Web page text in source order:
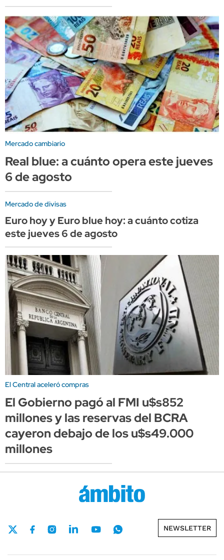
Mercado cambiario
Real blue: a cuánto opera este jueves
6 de agosto
Mercado de divisas
Euro hoy y Euro blue hoy: a cuánto cotiza
este jueves 6 de agosto
El Central aceleró compras
El Gobierno pagó al FMI u$s852
millones y las reservas del BCRA
cayeron debajo de los u$s49.000
millones
NEWSLETTER